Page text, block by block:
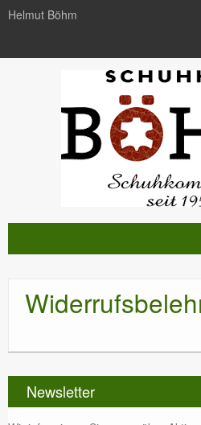
Helmut Böhm
TRENDS
WERKSTATT
DANKE
Newsletter